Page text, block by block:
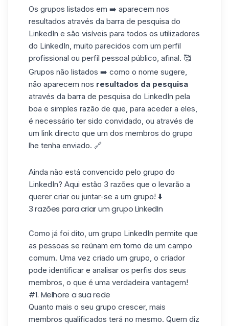
Os grupos listados em ➡️ aparecem nos
resultados através da barra de pesquisa do
LinkedIn e são visíveis para todos os utilizadores
do LinkedIn, muito parecidos com um perfil
profissional ou perfil pessoal público, afinal. 🥰
Grupos não listados ➡️ como o nome sugere,
não aparecem nos resultados da pesquisa
através da barra de pesquisa do LinkedIn pela
boa e simples razão de que, para aceder a eles,
é necessário ter sido convidado, ou através de
um link directo que um dos membros do grupo
lhe tenha enviado. 🔗
Ainda não está convencido pelo grupo do
LinkedIn? Aqui estão 3 razões que o levarão a
querer criar ou juntar-se a um grupo! ⬇️
3 razões para criar um grupo LinkedIn
Como já foi dito, um grupo LinkedIn permite que
as pessoas se reúnam em torno de um campo
comum. Uma vez criado um grupo, o criador
pode identificar e analisar os perfis dos seus
membros, o que é uma verdadeira vantagem!
#1. Melhore a sua rede
Quanto mais o seu grupo crescer, mais
membros qualificados terá no mesmo. Quem diz